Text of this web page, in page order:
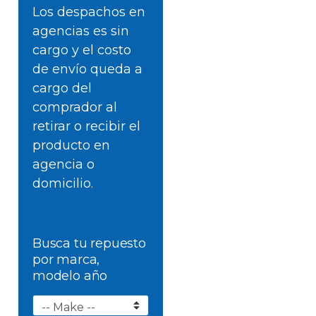
Los despachos en
agencias es sin
cargo y el costo
de envío queda a
cargo del
comprador al
retirar o recibir el
producto en
agencia o
domicilio.
Busca tu repuesto
por marca,
modelo año